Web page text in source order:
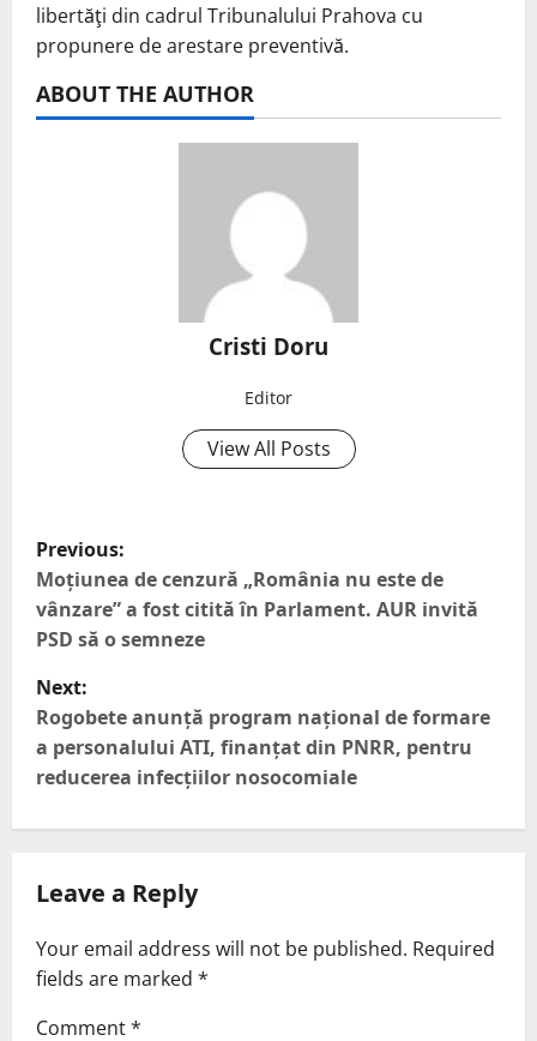
libertăţi din cadrul Tribunalului Prahova cu
propunere de arestare preventivă.
ABOUT THE AUTHOR
Cristi Doru
Editor
View All Posts
Previous:
Moțiunea de cenzură „România nu este de
vânzare” a fost citită în Parlament. AUR invită
PSD să o semneze
Next:
Rogobete anunță program național de formare
a personalului ATI, finanțat din PNRR, pentru
reducerea infecțiilor nosocomiale
Leave a Reply
Your email address will not be published. Required
fields are marked *
Comment*